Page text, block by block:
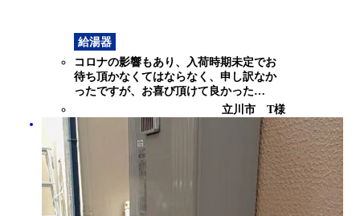
給湯器
コロナの影響もあり、入荷時期未定でお
待ち頂かなくてはならなく、申し訳なか
ったですが、お喜び頂けて良かった…
立川市 T様